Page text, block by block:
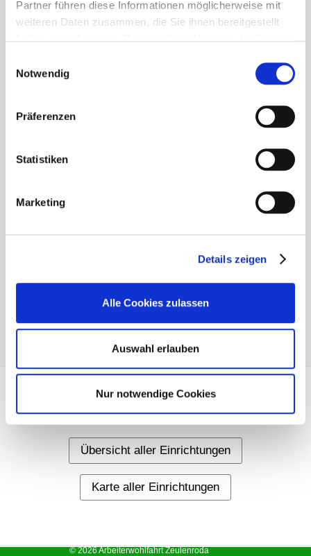
Partner führen diese Informationen möglicherweise mit
weiteren Daten zusammen, die Sie ihnen bereitgestellt
Notwendig
Präferenzen
Statistiken
Marketing
Details zeigen
Alle Cookies zulassen
Auswahl erlauben
Nur notwendige Cookies
An dieser Stelle finden Sie einen externen Inhalt,
der die Seite ergänzt. Sie können ihn sich mit
ausblenden.
angezeigt werden. Damit können personenbezogene
Daten an Drittplattformen übermittelt werden.
Mehr dazu
Weitere Informationen
Übersicht aller Einrichtungen
Karte aller Einrichtungen
© 2026 Arbeiterwohlfahrt Zeulenroda